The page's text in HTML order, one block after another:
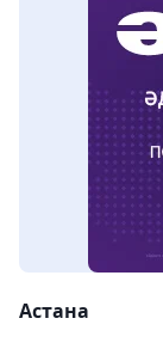
Астана